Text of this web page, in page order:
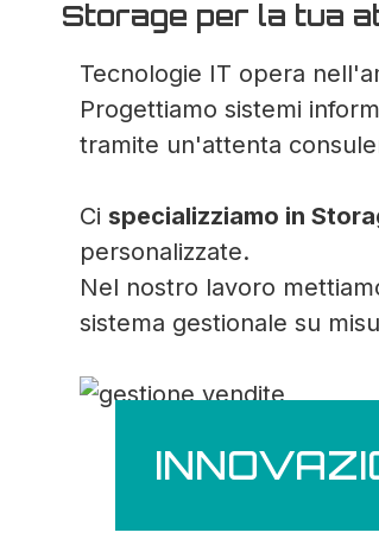
Storage per la tua
Tecnologie IT opera
Progettiamo sistemi
tramite un'attenta
Ci specializziamo in
personalizzate.
Nel nostro lavoro
sistema gestionale su